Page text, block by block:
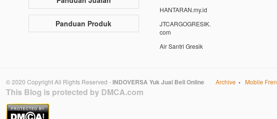
Panduan Produk
HANTARAN.my.id
JTCARGOGRESIK.
com
Air Santri Gresik
© 2020 Copyright All Rights Reserved -INDOVERSA Yuk Jual Beli Online Archive Mobile
This Blog is protected by DMCA.com